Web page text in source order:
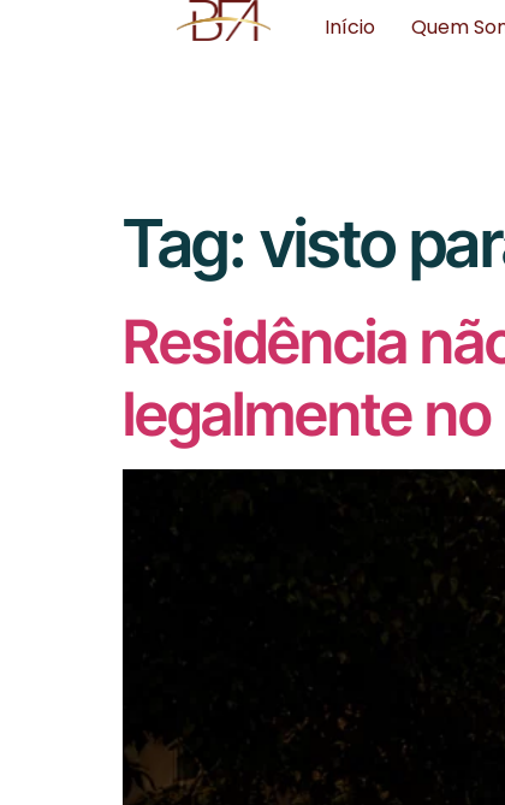
Início Quem
Tag: visto
Residência
legalmente